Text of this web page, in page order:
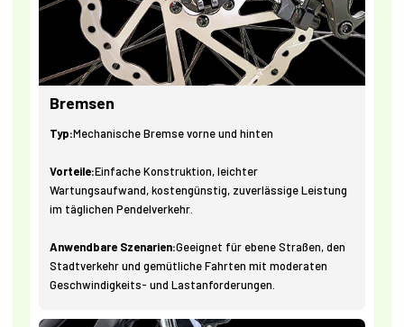
Bremsen
Typ:Mechanische Bremse vorne und hinten
Vorteile:Einfache Konstruktion, leichter
Wartungsaufwand, kostengünstig, zuverlässige Leistung
im täglichen Pendelverkehr.
Anwendbare Szenarien:Geeignet für ebene Straßen, den
Stadtverkehr und gemütliche Fahrten mit moderaten
Geschwindigkeits- und Lastanforderungen.